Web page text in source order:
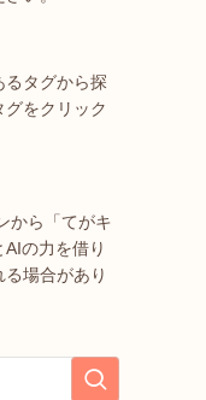
るタグから探
をクリック
から「てがキ
の力を借り
場合があり